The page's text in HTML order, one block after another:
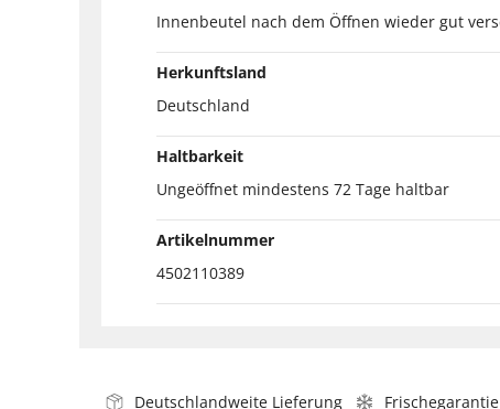
Innenbeutel nach dem Öffnen wieder gut
Herkunftsland
Deutschland
Haltbarkeit
Ungeöffnet mindestens 72 Tage haltbar
Artikelnummer
4502110389
Deutschlandweite Lieferung Frischegarantie